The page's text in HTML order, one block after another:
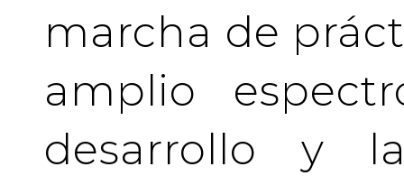
marcha de
amplio
desarrollo y